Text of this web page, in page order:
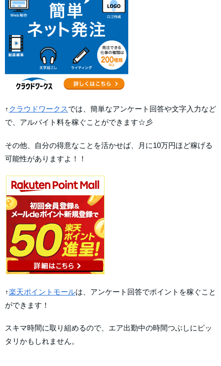
↑ クラウドワークスでは、簡単なアンケート回答や文字入力など
で、アルバイト料を稼ぐことができます☆彡
その他、自分の得意なことを活かせば、月に10万円ほど稼げる
可能性がありますよ！！
↑楽天ポイントモールは、アンケート回答でポイントを稼ぐこと
ができます！
スキマ時間に取り組めるので、エア出勤中の時間つぶしにピッ
タリかもしれません。